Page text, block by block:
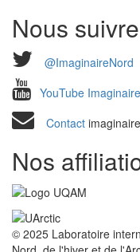
Nous suivre
@ImaginaireNord
YouTube
Contact
Nos
© 2025 Laboratoire